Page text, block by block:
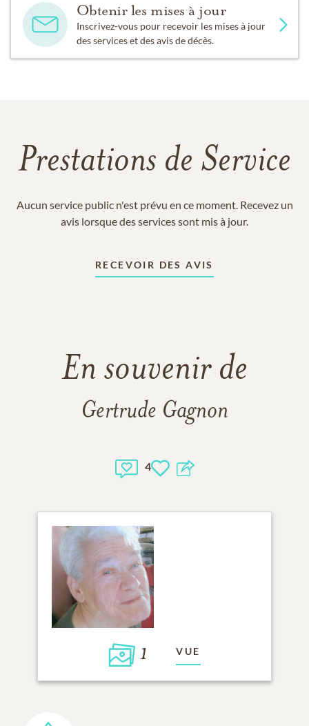
Obtenir les mises à jour
Inscrivez-vous pour recevoir les mises à jour
des services et des avis de décès.
Prestations de Service
Aucun service public n'est prévu en ce moment. Recevez un
avis lorsque des services sont mis à jour.
RECEVOIR DES AVIS
En souvenir de
Gertrude Gagnon
4
1 VUE